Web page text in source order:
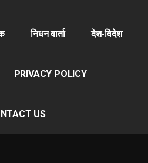
निधन वार्ता देश-विदेश
PRIVACY POLICY
US